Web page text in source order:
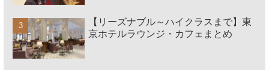
【リーズナブル～ハイクラスまで】東
京ホテルラウンジ・カフェまとめ